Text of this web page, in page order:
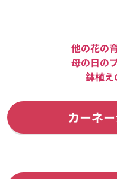
他の花の
母の日の
鉢植え
カーネ